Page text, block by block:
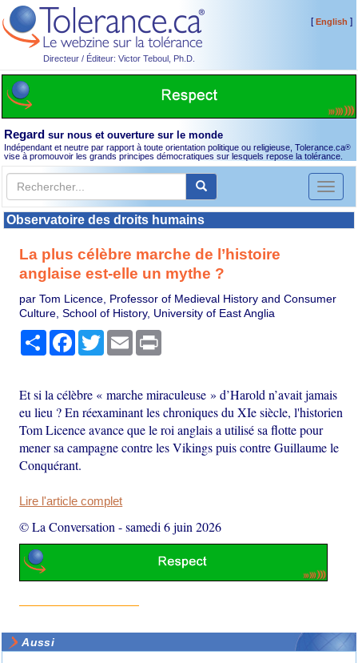
Directeur / Éditeur: Victor Teboul, Ph.D.
[English ]
Regard sur nous et ouverture sur le monde
Indépendant et neutre par rapport à toute orientation politique ou religieuse, Tolerance.ca®
vise à promouvoir les grands principes démocratiques sur lesquels repose la tolérance.
Toggle
Observatoire des droits humains
La plus célèbre marche de l’histoire
anglaise est-elle un mythe ?
par Tom Licence, Professor of Medieval History and Consumer
Culture, School of History, University of East Anglia
PartagerFacebook
TwitterEmail
Et si la célèbre « marche miraculeuse » d’Harold n’avait jamais
eu lieu ? En réexaminant les chroniques du XIe siècle, l'historien
Tom Licence avance que le roi anglais a utilisé sa flotte pour
mener sa campagne contre les Vikings puis contre Guillaume le
Conquérant.
Lire l'article complet
© La Conversation -samedi 6 juin 2026
Aussi